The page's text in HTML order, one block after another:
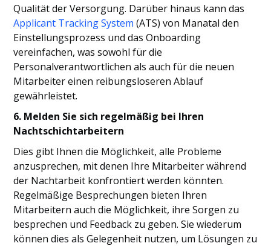
Qualität der Versorgung. Darüber hinaus kann das
Applicant Tracking System (ATS) von Manatal den
Einstellungsprozess und das Onboarding
vereinfachen, was sowohl für die
Personalverantwortlichen als auch für die neuen
Mitarbeiter einen reibungsloseren Ablauf
gewährleistet.
6. Melden Sie sich regelmäßig bei Ihren
Nachtschichtarbeitern
Dies gibt Ihnen die Möglichkeit, alle Probleme
anzusprechen, mit denen Ihre Mitarbeiter während
der Nachtarbeit konfrontiert werden könnten.
Regelmäßige Besprechungen bieten Ihren
Mitarbeitern auch die Möglichkeit, ihre Sorgen zu
besprechen und Feedback zu geben. Sie wiederum
können dies als Gelegenheit nutzen, um Lösungen zu